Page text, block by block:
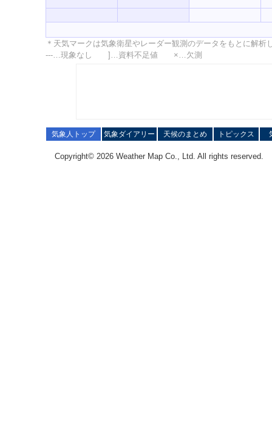
＊天気マークは気象衛星やレーダー観測のデータをもとに解
---…現象なし ]…資料不足値 ×…欠測
気象人トップ 気象ダイアリー 天候のまとめ トピックス
Copyright© 2026 Weather Map Co., Ltd. All rights reserved.